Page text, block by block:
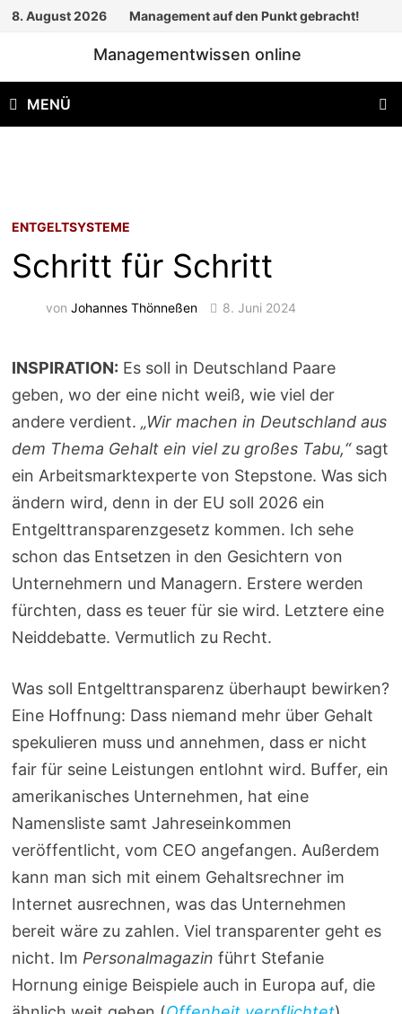
Zum
8. August 2026 Management auf den Punkt gebracht!
Managementwissen online
MENÜ
ENTGELTSYSTEME
Schritt für Schritt
vonJohannes Thönneßen 8. Juni 2024
INSPIRATION: Es soll in Deutschland Paare
geben, wo der eine nicht weiß, wie viel der
andere verdient.„Wir machen in Deutschland aus
dem Thema Gehalt ein viel zu großes Tabu,“sagt
ein Arbeitsmarktexperte von Stepstone. Was sich
ändern wird, denn in der EU soll 2026 ein
Entgelttransparenzgesetz kommen. Ich sehe
schon das Entsetzen in den Gesichtern von
Unternehmern und Managern. Erstere werden
fürchten, dass es teuer für sie wird. Letztere eine
Neiddebatte. Vermutlich zu Recht.
Was soll Entgelttransparenz überhaupt bewirken?
Eine Hoffnung: Dass niemand mehr über Gehalt
spekulieren muss und annehmen, dass er nicht
fair für seine Leistungen entlohnt wird. Buffer, ein
amerikanisches Unternehmen, hat eine
Namensliste samt Jahreseinkommen
veröffentlicht, vom CEO angefangen. Außerdem
kann man sich mit einem Gehaltsrechner im
Internet ausrechnen, was das Unternehmen
bereit wäre zu zahlen. Viel transparenter geht es
nicht. Im Personalmagazinführt Stefanie
Hornung einige Beispiele auch in Europa auf, die